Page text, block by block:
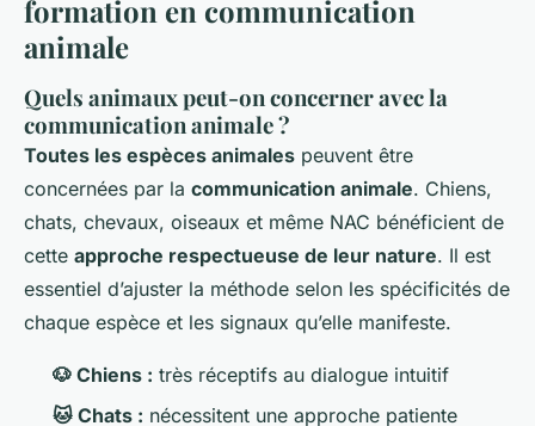
formation en communication
animale
Quels animaux peut-on concerner avec la
communication animale ?
Toutes les espèces animales peuvent être
concernées par la communication animale. Chiens,
chats, chevaux, oiseaux et même NAC bénéficient de
cette approche respectueuse de leur nature. Il est
essentiel d’ajuster la méthode selon les spécificités de
chaque espèce et les signaux qu’elle manifeste.
🐶 Chiens : très réceptifs au dialogue intuitif
🐱 Chats : nécessitent une approche patiente